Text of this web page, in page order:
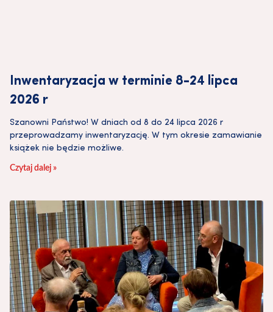
Inwentaryzacja w terminie 8-24 lipca
2026 r
Szanowni Państwo! W dniach od 8 do 24 lipca 2026 r
przeprowadzamy inwentaryzację. W tym okresie zamawianie
książek nie będzie możliwe.
Czytaj dalej »